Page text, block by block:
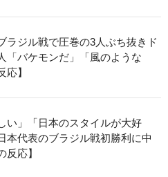
ラジル戦で圧巻の3人ぶち抜きド
「バケモンだ」「風のような
応】
い」「日本のスタイルが大好
本代表のブラジル戦初勝利に中
反応】